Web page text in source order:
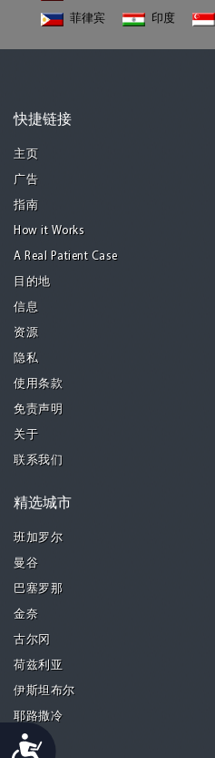
Accessibility
菲律宾
印度
快捷链接
主页
广告
指南
How it Works
A Real Patient Case
目的地
信息
资源
隐私
使用条款
免责声明
关于
联系我们
精选城市
班加罗尔
曼谷
巴塞罗那
金奈
古尔冈
荷兹利亚
伊斯坦布尔
耶路撒冷
吉隆坡